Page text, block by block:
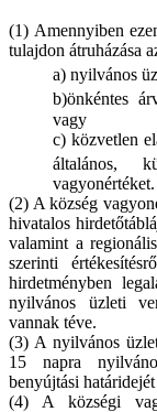
(1) Amennyiben
tulajdon átruházása
a) nyilvános
b)önkéntes
vagy
c) közvetlen
általános,
vagyonértéket.
(2) A község
hivatalos
valamint a
szerinti
hirdetményben
nyilvános üzleti
vannak téve.
(3) A nyilvános
15 napra
benyújtási
(4) A községi